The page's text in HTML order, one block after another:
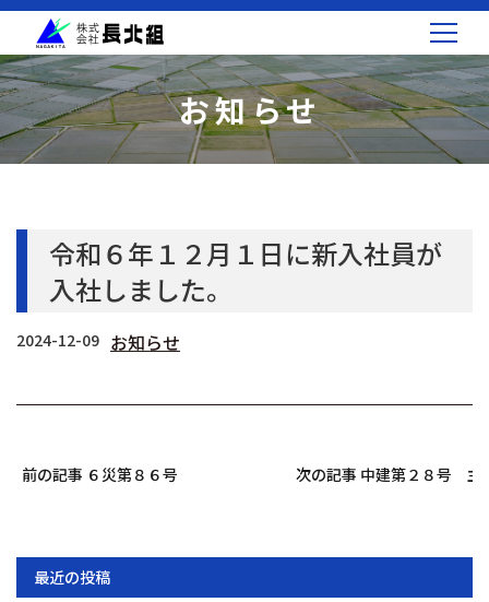
お知らせ
令和６年１２月１日に新入社員が
入社しました。
2024-12-09 お知らせ
前の記事 ６災第８６号 【災復】中部処理区（西①）下水道災害復
次の記事 中建第２８号 主
最近の投稿